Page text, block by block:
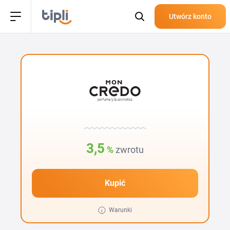
Utwórz konto
3,5 % zwrotu
Kupić
Warunki